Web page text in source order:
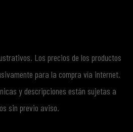
Los precios de los productos
para la compra vía internet.
y descripciones están sujetas a
sin previo aviso.